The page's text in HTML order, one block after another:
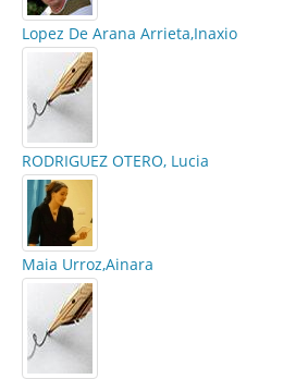
Lopez De Arana Arrieta,Inaxio
RODRIGUEZ OTERO, Lucia
Maia Urroz,Ainara